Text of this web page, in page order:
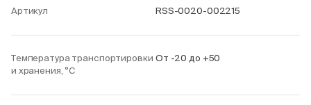
Артикул RSS-0020-002215
Температура транспортировки
и хранения, °С
От -20 до +50